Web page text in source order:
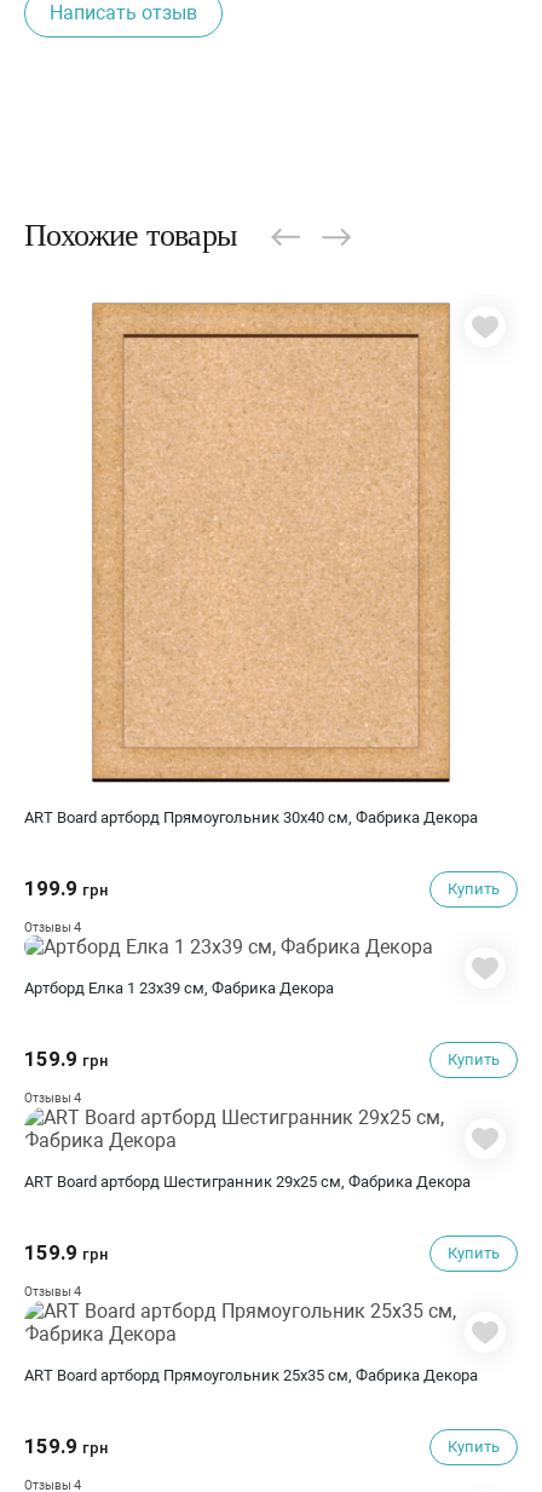
Написать отзыв
Похожие товары
ART Board артборд Прямоугольник 30х40 см, Фабрика Декора
199.9 грн Купить
Отзывы 4
Артборд Елка 1 23х39 см, Фабрика Декора
159.9 грн Купить
Отзывы 4
ART Board артборд Шестигранник 29х25 см, Фабрика Декора
159.9 грн Купить
Отзывы 4
ART Board артборд Прямоугольник 25х35 см, Фабрика Декора
159.9 грн Купить
Отзывы 4